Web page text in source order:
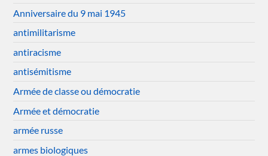
Anniversaire du 9 mai 1945
antimilitarisme
antiracisme
antisémitisme
Armée de classe ou démocratie
Armée et démocratie
armée russe
armes biologiques